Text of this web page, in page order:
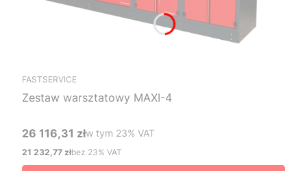
FASTSERVICE
Zestaw warsztatowy MAXI-4
Cena brutto
26 116,31 złw tym %s VAT
w tym 23% VAT
Cena netto
21 232,77 złbez 23% VAT